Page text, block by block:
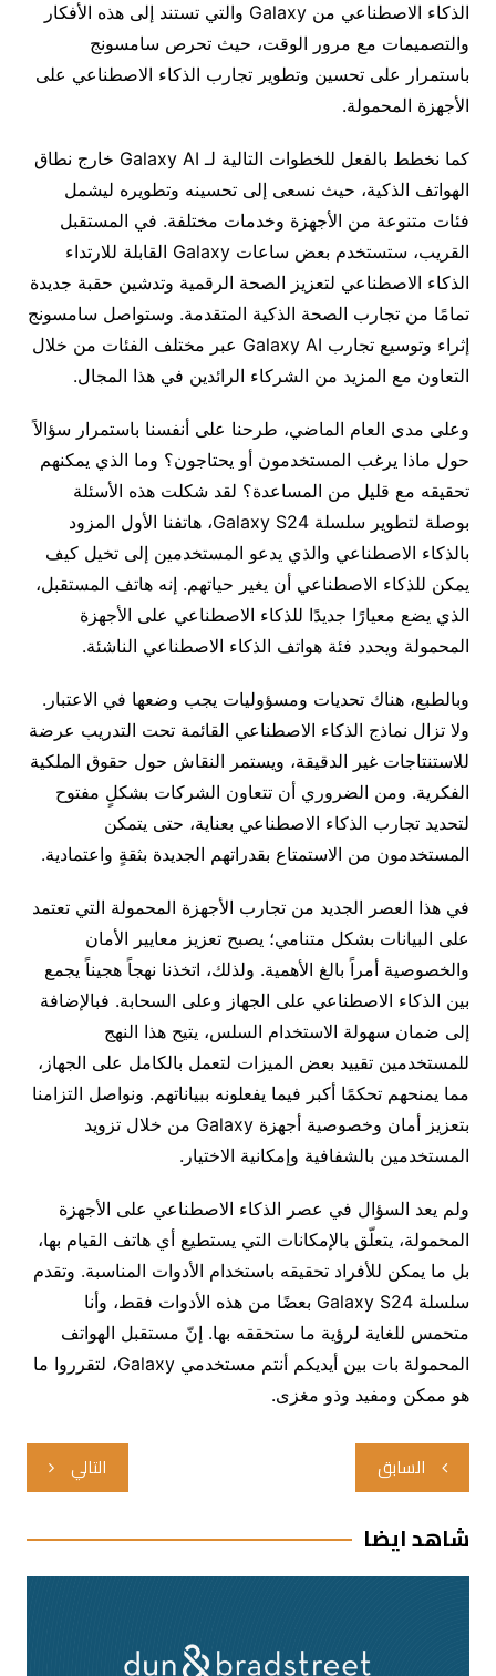
الذكاء الاصطناعي من Galaxy والتي تستند إلى هذه الأفكار
والتصميمات مع مرور الوقت، حيث تحرص سامسونج
باستمرار على تحسين وتطوير تجارب الذكاء الاصطناعي على
الأجهزة المحمولة.
كما نخطط بالفعل للخطوات التالية لـ Galaxy AI خارج نطاق
الهواتف الذكية، حيث نسعى إلى تحسينه وتطويره ليشمل
فئات متنوعة من الأجهزة وخدمات مختلفة. في المستقبل
القريب، ستستخدم بعض ساعات Galaxy القابلة للارتداء
الذكاء الاصطناعي لتعزيز الصحة الرقمية وتدشين حقبة جديدة
تمامًا من تجارب الصحة الذكية المتقدمة. وستواصل سامسونج
إثراء وتوسيع تجارب Galaxy AI عبر مختلف الفئات من خلال
التعاون مع المزيد من الشركاء الرائدين في هذا المجال.
وعلى مدى العام الماضي، طرحنا على أنفسنا باستمرار سؤالاً
حول ماذا يرغب المستخدمون أو يحتاجون؟ وما الذي يمكنهم
تحقيقه مع قليل من المساعدة؟ لقد شكلت هذه الأسئلة
بوصلة لتطوير سلسلة Galaxy S24، هاتفنا الأول المزود
بالذكاء الاصطناعي والذي يدعو المستخدمين إلى تخيل كيف
يمكن للذكاء الاصطناعي أن يغير حياتهم. إنه هاتف المستقبل،
الذي يضع معيارًا جديدًا للذكاء الاصطناعي على الأجهزة
المحمولة ويحدد فئة هواتف الذكاء الاصطناعي الناشئة.
وبالطبع، هناك تحديات ومسؤوليات يجب وضعها في الاعتبار.
ولا تزال نماذج الذكاء الاصطناعي القائمة تحت التدريب عرضة
للاستنتاجات غير الدقيقة، ويستمر النقاش حول حقوق الملكية
الفكرية. ومن الضروري أن تتعاون الشركات بشكلٍ مفتوح
لتحديد تجارب الذكاء الاصطناعي بعناية، حتى يتمكن
المستخدمون من الاستمتاع بقدراتهم الجديدة بثقةٍ واعتمادية.
في هذا العصر الجديد من تجارب الأجهزة المحمولة التي تعتمد
على البيانات بشكل متنامي؛ يصبح تعزيز معايير الأمان
والخصوصية أمراً بالغ الأهمية. ولذلك، اتخذنا نهجاً هجيناً يجمع
بين الذكاء الاصطناعي على الجهاز وعلى السحابة. فبالإضافة
إلى ضمان سهولة الاستخدام السلس، يتيح هذا النهج
للمستخدمين تقييد بعض الميزات لتعمل بالكامل على الجهاز،
مما يمنحهم تحكمًا أكبر فيما يفعلونه ببياناتهم. ونواصل التزامنا
بتعزيز أمان وخصوصية أجهزة Galaxy من خلال تزويد
المستخدمين بالشفافية وإمكانية الاختيار.
ولم يعد السؤال في عصر الذكاء الاصطناعي على الأجهزة
المحمولة، يتعلّق بالإمكانات التي يستطيع أي هاتف القيام بها،
بل ما يمكن للأفراد تحقيقه باستخدام الأدوات المناسبة. وتقدم
سلسلة Galaxy S24 بعضًا من هذه الأدوات فقط، وأنا
متحمس للغاية لرؤية ما ستحققه بها. إنّ مستقبل الهواتف
المحمولة بات بين أيديكم أنتم مستخدمي Galaxy، لتقرروا ما
هو ممكن ومفيد وذو مغزى.
تصفّح
المقالات
السابق التالي
شاهد ايضا